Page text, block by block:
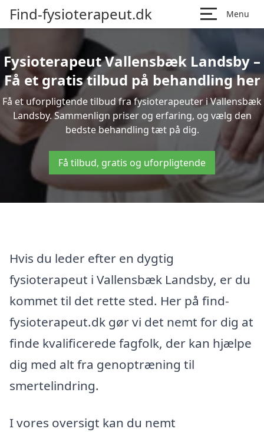
Find-fysioterapeut.dk Menu
Fysioterapeut Vallensbæk Landsby –
Få et gratis tilbud på behandling her
Få et uforpligtende tilbud fra fysioterapeuter i Vallensbæk
Landsby. Sammenlign priser og erfaring, og vælg den
bedste behandling tæt på dig.
Få tilbud, gratis og uforpligtende
Hvis du leder efter en dygtig
fysioterapeut i Vallensbæk Landsby, er du
kommet til det rette sted. Her på find-
fysioterapeut.dk gør vi det nemt for dig at
finde kvalificerede fagfolk, der kan hjælpe
dig med alt fra genoptræning til
smertelindring.
I vores oversigt kan du nemt